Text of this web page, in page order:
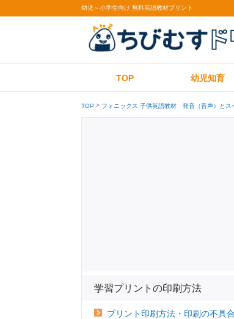
幼児～小学生向け 無料英語教材プリント
TOP 幼児知育
TOP フォニックス 子供英語教材 発音（音声）とス
学習プリントの印刷方法
プリント印刷方法・印刷の不具合